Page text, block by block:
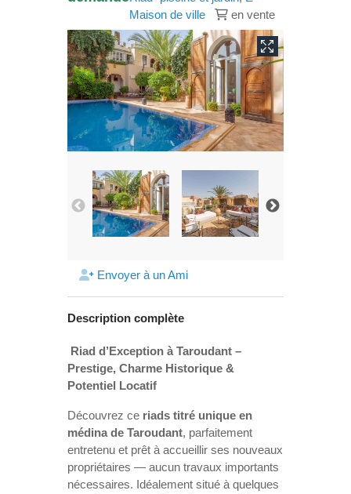
Maison de ville
en vente
Envoyer à un Ami
Description complète
Riad d’Exception à Taroudant –
Prestige, Charme Historique &
Potentiel Locatif
Découvrez ce riads titré unique en
médina de Taroudant, parfaitement
entretenu et prêt à accueillir ses nouveaux
propriétaires — aucun travaux importants
nécessaires. Idéalement situé à quelques